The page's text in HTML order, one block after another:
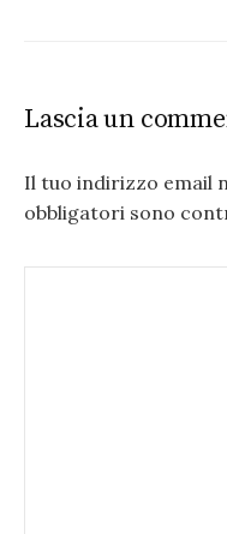
Lascia un
Il tuo indirizzo email
obbligatori sono